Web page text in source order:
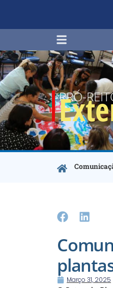
PRÓ-
Março 31, 2025